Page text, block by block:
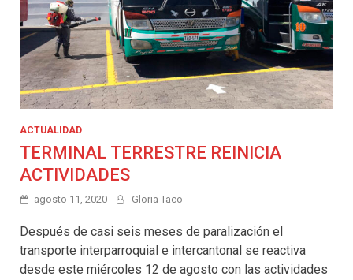
ACTUALIDAD
TERMINAL TERRESTRE REINICIA
ACTIVIDADES
agosto 11, 2020 Gloria Taco
Después de casi seis meses de paralización el
transporte interparroquial e intercantonal se reactiva
desde este miércoles 12 de agosto con las actividades